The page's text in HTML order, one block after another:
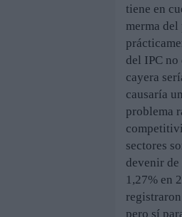
tiene en
merma
del IPC no
cayera
causaría
problema
sectores
devenir
1,27% en
pero sí